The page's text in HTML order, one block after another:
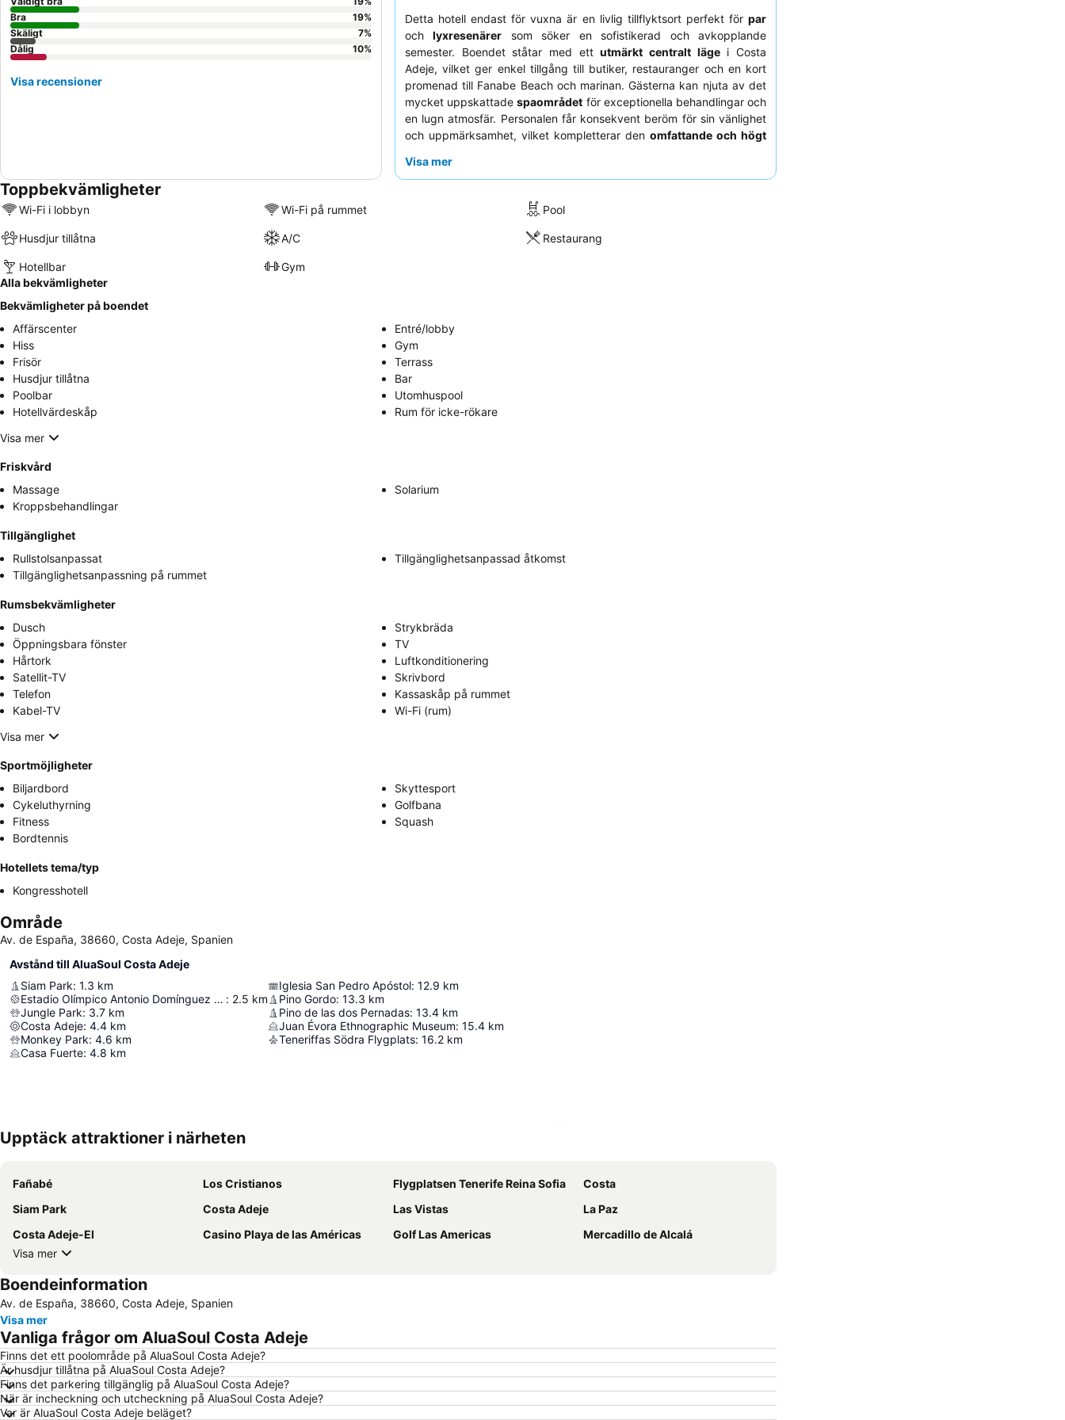
Detta hotell endast för vuxna är en livlig tillflyktsort perfekt för par
ochlyxresenärer som söker en sofistikerad och avkopplande
semester. Boendet ståtar med ettutmärkt centralt lägei Costa
Adeje, vilket ger enkel tillgång till butiker, restauranger och en kort
promenad till Fanabe Beach och marinan. Gästerna kan njuta av det
mycket uppskattadespaområdet för exceptionella behandlingar och
en lugn atmosfär. Personalen får konsekvent beröm för sin vänlighet
och uppmärksamhet, vilket kompletterar den omfattande och högt
uppgradera till
Visa mer
Bra
19%
Skäligt
7%
Dålig
10%
Visa recensioner
Toppbekvämligheter
Wi-Fi i lobbyn Wi-Fi på rummet Pool
Husdjur tillåtna A/C Restaurang
Hotellbar
Gym
Alla bekvämligheter
Bekvämligheter på boendet
Affärscenter
Entré/lobby
Hiss
Gym
Frisör
Terrass
Husdjur tillåtna
Bar
Poolbar
Utomhuspool
Hotellvärdeskåp
Rum för icke-rökare
Visa mer
Friskvård
Massage
Solarium
Kroppsbehandlingar
Tillgänglighet
Rullstolsanpassat
Tillgänglighetsanpassad åtkomst
Tillgänglighetsanpassning på rummet
Rumsbekvämligheter
Dusch
Strykbräda
Öppningsbara fönster
TV
Hårtork
Luftkonditionering
Satellit-TV
Skrivbord
Telefon
Kassaskåp på rummet
Kabel-TV
Wi-Fi (rum)
Visa mer
Sportmöjligheter
Biljardbord
Skyttesport
Cykeluthyrning
Golfbana
Fitness
Squash
Bordtennis
Hotellets tema/typ
Kongresshotell
Område
Av. de España, 38660, Costa Adeje, Spanien
Avstånd till AluaSoul Costa Adeje
Siam Park: 1.3 km
Estadio Olímpico Antonio Domínguez Alfonso : 2.5 km
Jungle Park: 3.7 km
Costa Adeje: 4.4 km
Monkey Park: 4.6 km
Casa Fuerte: 4.8 km
Iglesia San Pedro Apóstol: 12.9 km
Pino Gordo: 13.3 km
Pino de las dos Pernadas: 13.4 km
Juan Évora Ethnographic Museum: 15.4 km
Teneriffas Södra Flygplats: 16.2 km
Upptäck attraktioner i närheten
Fañabé Los Cristianos Flygplatsen Tenerife Reina Sofia
Costa
Siam Park
Costa Adeje Las Vistas
La Paz
Costa Adeje-El
Casino Playa de las Américas Golf Las Americas
Mercadillo de Alcalá
Visa mer
Boendeinformation
Av. de España, 38660, Costa Adeje, Spanien
Visa mer
Vanliga frågor om AluaSoul Costa Adeje
Finns det ett poolområde på AluaSoul Costa Adeje?
Är husdjur tillåtna på AluaSoul Costa Adeje?
Finns det parkering tillgänglig på AluaSoul Costa Adeje?
När är incheckning och utcheckning på AluaSoul Costa Adeje?
Var är AluaSoul Costa Adeje beläget?